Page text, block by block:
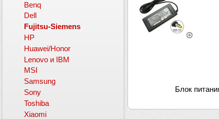
Блок
Benq
Dell
Fujitsu-Siemens
HP
Huawei/Honor
Lenovo и IBM
MSI
Samsung
Sony
Toshiba
Xiaomi